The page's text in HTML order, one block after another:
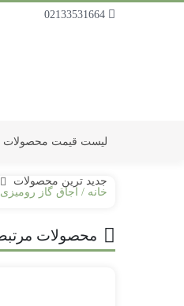
لیست قیمت محصولات
جدید ترین محصولات
جدیدترین سینک
جدیدترین سینک
خانه اجاق گاز رومیزی
محصولات